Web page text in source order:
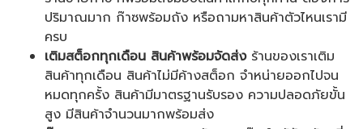
ปริมาณมาก ก๊าซพร้อมถัง หรือถามหาสินค้าตัวไหนเรามี
ครบ
เติมสต็อกทุกเดือน สินค้าพร้อมจัดส่ง ร้านของเราเติม
สินค้าทุกเดือน สินค้าไม่มีค้างสต็อก จำหน่ายออกไปจน
หมดทุกครั้ง สินค้ามีมาตรฐานรับรอง ความปลอดภัยขั้น
สูง มีสินค้าจำนวนมากพร้อมส่ง